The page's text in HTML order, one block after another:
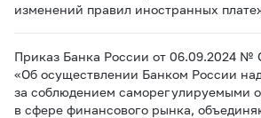
изменений правил иностранных
Приказ Банка России от 06.09.2024 №
«Об осуществлении Банком России
за соблюдением саморегулируемыми
в сфере финансового рынка,